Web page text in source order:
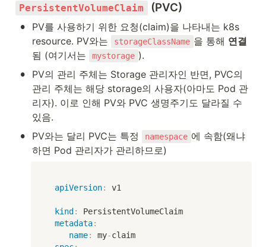
PersistentVolumeClaim (PVC)
•
PV를 사용하기 위한 요청(claim)을 나타내는 k8s
resource. PV와는
storageClassName 을 통해 연결
됨 (여기서는
mystorage ).
•
PV의 관리 주체는 Storage 관리자인 반면, PVC의
관리 주체는 해당 storage의 사용자(아마도 Pod 관
리자). 이로 인해 PV와 PVC 생명주기도 달라질 수
있음.
• PV와는 달리 PVC는 특정 namespace 에 속함(왜냐
하면 Pod 관리자가 관리하므로)
apiVersion: v1
kind :
PersistentVolumeClaim
metadata:
name: my-claim